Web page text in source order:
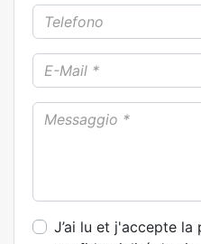
J’ai lu et j'accepte la